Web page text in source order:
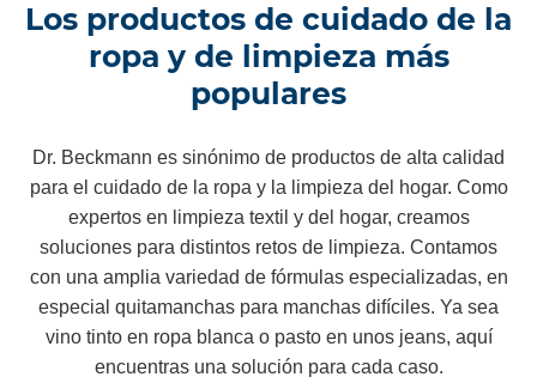
Los productos de cuidado de la
ropa y de limpieza más
populares
Dr. Beckmann es sinónimo de productos de alta calidad
para el cuidado de la ropa y la limpieza del hogar. Como
expertos en limpieza textil y del hogar, creamos
soluciones para distintos retos de limpieza. Contamos
con una amplia variedad de fórmulas especializadas, en
especial quitamanchas para manchas difíciles. Ya sea
vino tinto en ropa blanca o pasto en unos jeans, aquí
encuentras una solución para cada caso.